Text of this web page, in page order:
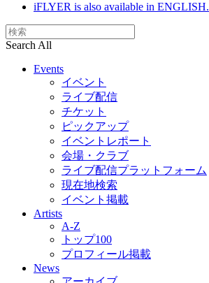
iFLYER is also available in ENGLISH.
Search All
Events
イベント
ライブ配信
チケット
ピックアップ
イベントレポート
会場・クラブ
ライブ配信プラットフォーム
現在地検索
イベント掲載
Artists
A-Z
トップ100
プロフィール掲載
News